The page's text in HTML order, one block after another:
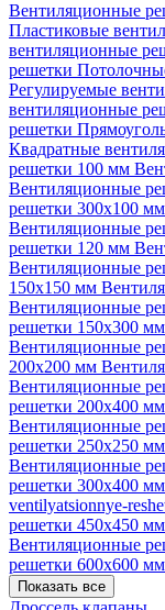
Вентиляционные
Пластиковые
вентиляционные
решетки
Регулируемые
вентиляционные
решетки
Квадратные
решетки 100 мм
Вентиляционные
решетки 300х100 мм
Вентиляционные
решетки 120 мм
Вентиляционные
150х150 мм
Вентиляционные
решетки 150х300 мм
Вентиляционные
200х200 мм
Вентиляционные
решетки 200х400 мм
Вентиляционные
решетки 250х250 мм
Вентиляционные
решетки 300х400 мм
ventilyatsionnye-
решетки 450х450 мм
Вентиляционные
решетки 600х600 мм
Показать все